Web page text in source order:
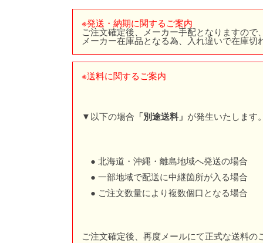
※発送・納期に関するご案内
ご注文確定後、メーカー手配となりますの
メーカー在庫品となる為、入れ違いで在庫
※送料に関するご案内
▼以下の場合 「別途送料」 が発生いたします
● 北海道・沖縄・離島地域へ発送の場合
● 一部地域で配送に中継箇所が入る場合
● ご注文数量により複数個口となる場合
ご注文確定後、再度メールにて正式な送料